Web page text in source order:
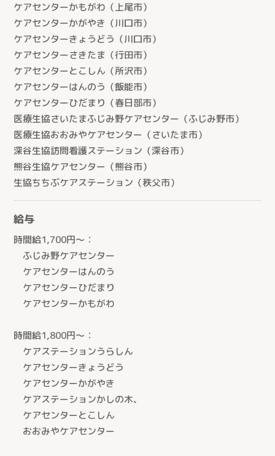
サービス紹介
サービス紹介トップ
看護小規模多機能型居宅介護
事業所を探す
事業所を探すトップ
ケアステーションうらしん（さいたま市）
ケアセンターかもがわ（上尾市）
ケアセンターかがやき（川口市）
ケアセンターきょうどう（川口市）
ケアセンターさきたま（行田市）
ケアセンターとこしん（所沢市）
ケアセンターはんのう（飯能市）
ケアセンターひだまり（春日部市）
医療生協さいたまふじみ野ケアセンター（ふじみ野市）
医療生協おおみやケアセンター（さいたま市）
深谷生協訪問看護ステーション（深谷市）
熊谷生協ケアセンター（熊谷市）
生協ちちぶケアステーション（秩父市）
給与
時間給1,700円～：
ふじみ野ケアセンター
ケアセンターはんのう
ケアセンターひだまり
ケアセンターかもがわ
時間給1,800円～：
ケアステーションうらしん
ケアセンターきょうどう
ケアセンターかがやき
ケアステーションかしの木、
ケアセンターとこしん
おおみやケアセンター